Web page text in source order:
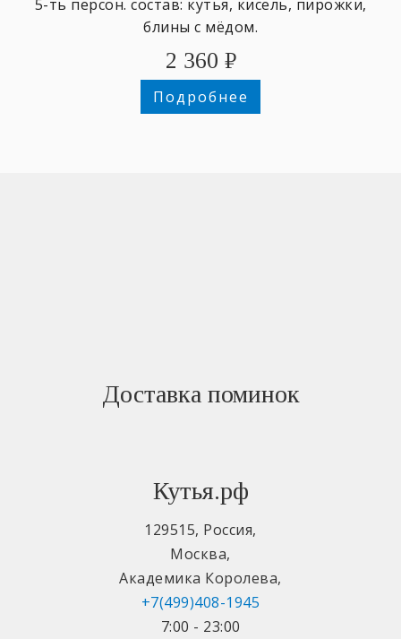
5-ть персон. состав: кутья, кисель, пирожки,
блины с мёдом.
2 360 ₽
Подробнее
Доставка поминок
Кутья.рф
129515, Россия,
Москва,
Академика Королева,
+7(499)408-1945
7:00 - 23:00